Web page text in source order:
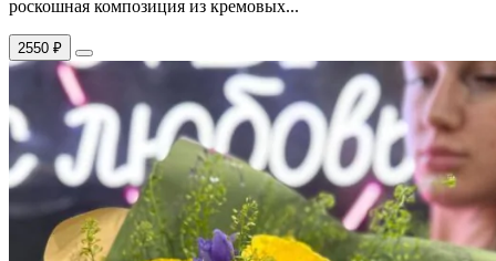
роскошная композиция из кремовых...
2550 ₽